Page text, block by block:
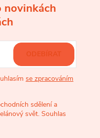
novinkách
se zpracováním
sdělení a
svět. Souhlas
ODEBÍRAT